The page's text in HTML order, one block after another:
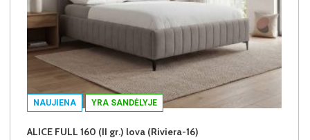
NAUJIENA YRA SANDĖLYJE
ALICE FULL 160 (II gr.) lova (Riviera-16)